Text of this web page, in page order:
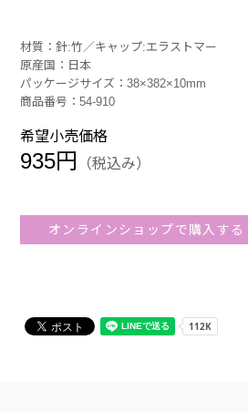
材質：針:竹／キャップ:エラストマー
原産国：日本
パッケージサイズ：38×382×10mm
商品番号：54-910
希望小売価格
935円 （税込み）
オンラインショップで購入する